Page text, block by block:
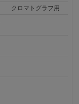
クロマトグラフ用